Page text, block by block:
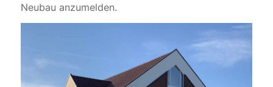
Neubau anzumelden.